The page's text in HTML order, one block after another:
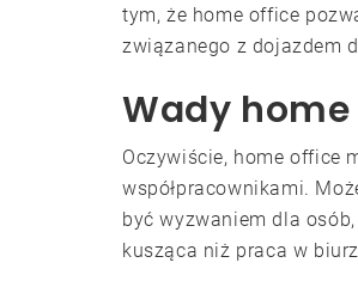
tym, że home office
związanego z dojazdem
Wady
Oczywiście, home office
współpracownikami.
być wyzwaniem dla
kusząca niż praca w